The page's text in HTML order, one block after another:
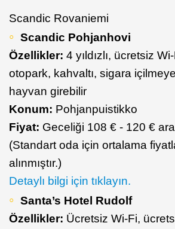
Scandic Rovaniemi
Scandic Pohjanhovi
Özellikler: 4 yıldızlı, ücretsiz
otopark, kahvaltı, sigara
hayvan girebilir
Konum: Pohjanpuistikko
Fiyat: Geceliği 108 € - 120 €
(Standart oda için ortalama
alınmıştır.)
Detaylı bilgi için tıklayın.
Santa’s Hotel Rudolf
Özellikler: Ücretsiz Wi-Fi,